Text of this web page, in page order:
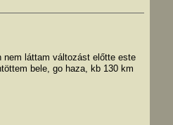
nem láttam változást előtte este
bele, go haza, kb 130 km